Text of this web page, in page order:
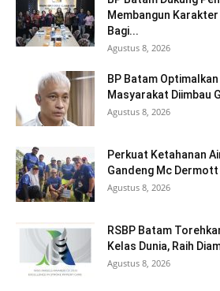
Membangun
Bagi...
Agustus 8, 2026
BP Batam
Masyarakat Diimbau
Agustus 8, 2026
Perkuat Ketahanan
Gandeng Mc Dermott
Agustus 8, 2026
RSBP Batam
Kelas Dunia, Raih
Agustus 8, 2026